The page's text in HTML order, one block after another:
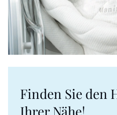
Finden Sie den
Ihrer Nähe!